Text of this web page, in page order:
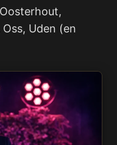
Uden (en